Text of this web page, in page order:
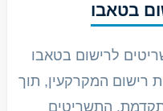
בטאבו
לרישום בטאבו
רישום המקרקעין, תוך
התשריטים